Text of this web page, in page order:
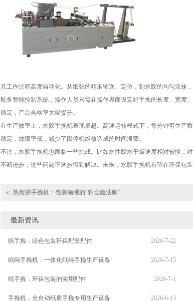
其工作过程高度自动化。从纸张的精准输送、定位，到水胶的均匀涂抹
配备智能控制系统，操作人员只需在操作界面设定好手挽的长度、宽度
稳定，产品合格率大幅提升。
在生产效率上，水胶手挽机表现卓越。高速运转模式下，每分钟可生产
稳定，故障率低，减少了因停机维修造成的时间浪费。
不过，水胶手挽机也面临一些挑战。比如水性胶水干燥速度相对较慢，
不断进步，这些问题正逐步得到解决。未来，水胶手挽机有望在环保包
热熔胶手挽机：包装领域的“粘合魔法师”
最新资讯
纸手挽：绿色包装环保配套配件 2026-7-22
纸绳手挽机：一体化纸绳手挽生产设备 2026-7-15
纸手挽：环保包装的实用配件 2026-7-1
手挽机，全自动纸质手挽专用生产设备 2026-6-13